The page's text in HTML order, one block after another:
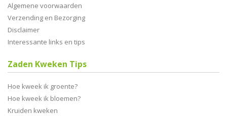
Algemene voorwaarden
Verzending en Bezorging
Disclaimer
Interessante links en tips
Zaden Kweken Tips
Hoe kweek ik groente?
Hoe kweek ik bloemen?
Kruiden kweken